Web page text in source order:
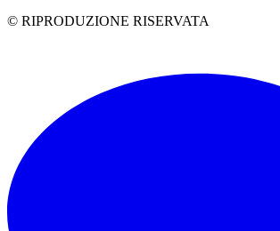
© RIPRODUZIONE RISERVATA